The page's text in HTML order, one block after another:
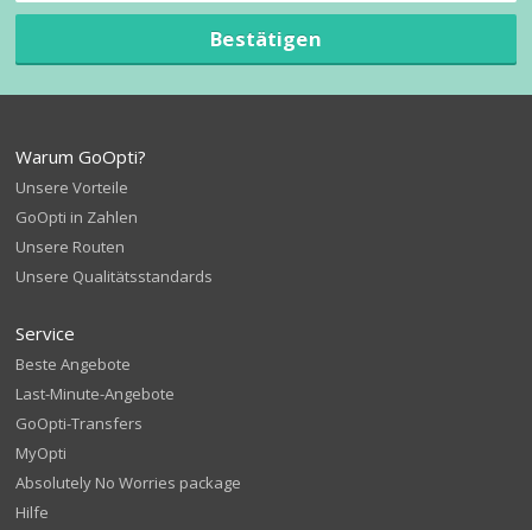
Bestätigen
Warum GoOpti?
Unsere Vorteile
GoOpti in Zahlen
Unsere Routen
Unsere Qualitätsstandards
Service
Beste Angebote
Last-Minute-Angebote
GoOpti-Transfers
MyOpti
Absolutely No Worries package
Hilfe